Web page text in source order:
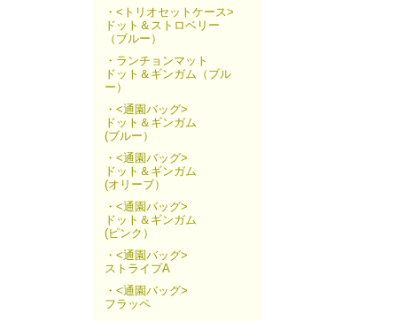
・<トリオセットケース>
ドット＆ストロベリー
（ブルー）
・ランチョンマット
ドット＆ギンガム（ブル
ー）
・<通園バッグ>
ドット＆ギンガム
(ブルー）
・<通園バッグ>
ドット＆ギンガム
(オリーブ）
・<通園バッグ>
ドット＆ギンガム
(ピンク）
・<通園バッグ>
ストライプA
・<通園バッグ>
フラッペ